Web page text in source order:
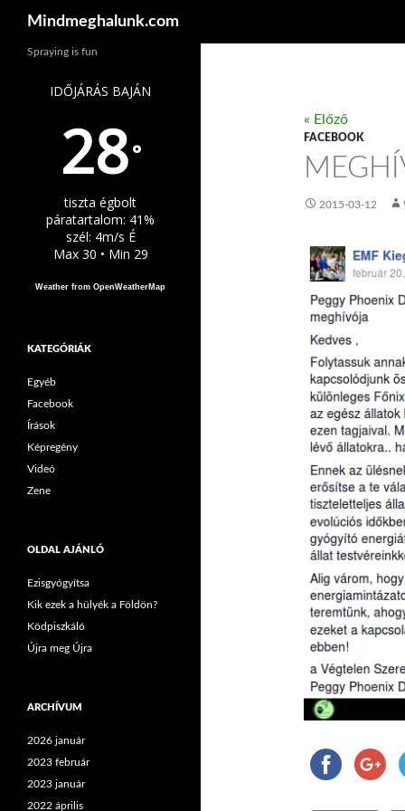
Mindmeghalunk.com
« Előző
FACEBOOK
2015-03-12
Spraying is fun
IDŐJÁRÁS BAJÁN
28°
tiszta égbolt
páratartalom: 41%
szél: 4m/s É
Max 30 • Min 29
Weather from OpenWeatherMap
KATEGÓRIÁK
Egyéb
Facebook
Írások
Képregény
Videó
Zene
OLDAL AJÁNLÓ
Ezisgyógyítsa
Kik ezek a hülyék a Földön?
Ködpiszkáló
Újra meg Újra
ARCHÍVUM
2026 január
2023 február
2023 január
2022 április